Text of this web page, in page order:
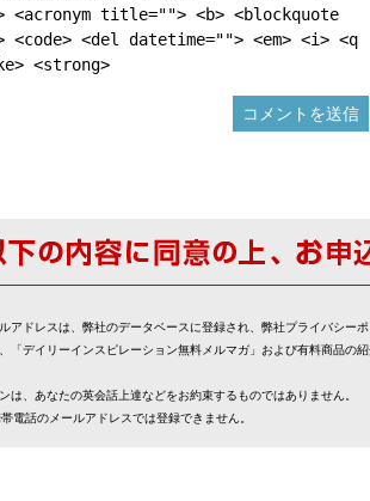
title=""> <b> <blockquote
<del datetime=""> <em> <i> <q
<strong>
アドレスは、弊社のデータベースに登録され、弊社プライバシー
「デイリーインスピレーション無料メルマガ」および有料商品の
は、あなたの英会話上達などをお約束するものではありません。
電話のメールアドレスでは登録できません。